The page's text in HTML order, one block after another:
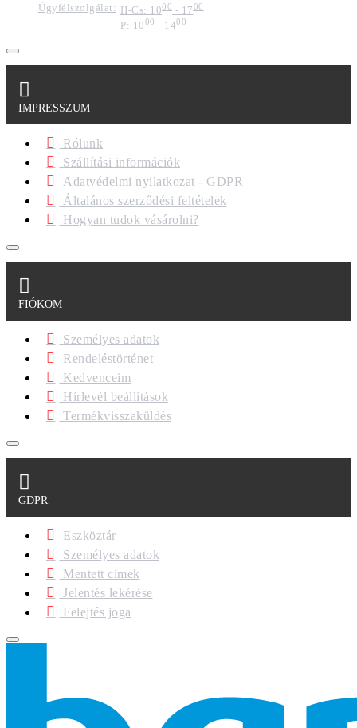
Ügyfélszolgálat: H-Cs: 1000 - 1700
P: 1000- 1400
IMPRESSZUM
Rólunk
Szállítási információk
Adatvédelmi nyilatkozat - GDPR
Általános szerződési feltételek
Hogyan tudok vásárolni?
FIÓKOM
Személyes adatok
Rendeléstörténet
Kedvenceim
Hírlevél beállítások
Termékvisszaküldés
GDPR
Eszköztár
Személyes adatok
Mentett címek
Jelentés lekérése
Felejtés joga